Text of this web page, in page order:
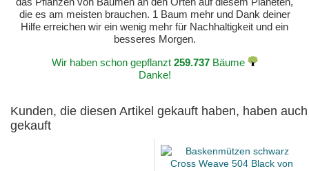
die es am meisten brauchen. 1 Baum mehr und Dank deiner
Hilfe erreichen wir ein wenig mehr für Nachhaltigkeit und ein
besseres Morgen.
Wir haben schon gepflanzt 259.737Bäume
Danke!
Kunden, die diesen Artikel gekauft haben, haben auch
gekauft